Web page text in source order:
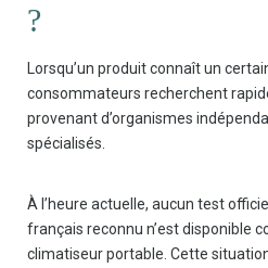
?
Lorsqu’un produit connaît un
consommateurs recherchent
provenant d’organismes
spécialisés.
À l’heure actuelle, aucun test
français reconnu n’est disponible
climatiseur portable. Cette